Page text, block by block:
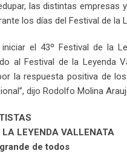
las distintas
los días del Festival de la
el 43º Festival de la
al Festival de la Leyenda
la respuesta positiva de
dijo Rodolfo Molina
LA LEYENDA VALLENATA
de todos